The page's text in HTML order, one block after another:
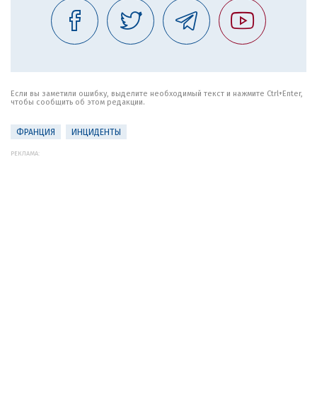
Если вы заметили ошибку, выделите необходимый текст и нажмите Ctrl+Enter,
чтобы сообщить об этом редакции.
ФРАНЦИЯ ИНЦИДЕНТЫ
РЕКЛАМА: